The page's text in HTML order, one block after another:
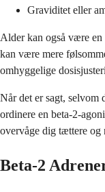
Graviditet eller
Alder kan også være
kan være mere
omhyggelige
Når det er sagt, selvom
ordinere en beta-2-
overvåge dig tættere og
Beta-2